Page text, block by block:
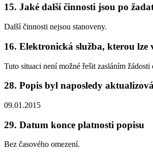
15. Jaké další činnosti jsou po
Další činnosti nejsou stanoveny.
16. Elektronická služba, kterou lze
Tuto situaci není možné řešit zasláním
28. Popis byl naposledy
09.01.2015
29. Datum konce platnosti popisu
Bez časového omezení.